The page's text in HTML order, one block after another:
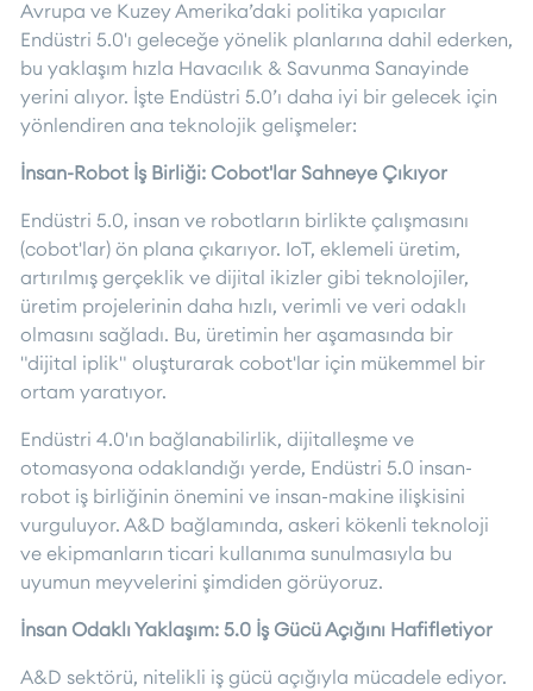
Avrupa ve Kuzey Amerika’daki politika yapıcılar
Endüstri 5.0'ı geleceğe yönelik planlarına dahil ederken,
bu yaklaşım hızla Havacılık & Savunma Sanayinde
yerini alıyor. İşte Endüstri 5.0’ı daha iyi bir gelecek için
yönlendiren ana teknolojik gelişmeler:
İnsan-Robot İş Birliği: Cobot'lar Sahneye Çıkıyor
Endüstri 5.0, insan ve robotların birlikte çalışmasını
(cobot'lar) ön plana çıkarıyor. IoT, eklemeli üretim,
artırılmış gerçeklik ve dijital ikizler gibi teknolojiler,
üretim projelerinin daha hızlı, verimli ve veri odaklı
olmasını sağladı. Bu, üretimin her aşamasında bir
"dijital iplik" oluşturarak cobot'lar için mükemmel bir
ortam yaratıyor.
Endüstri 4.0'ın bağlanabilirlik, dijitalleşme ve
otomasyona odaklandığı yerde, Endüstri 5.0 insan-
robot iş birliğinin önemini ve insan-makine ilişkisini
vurguluyor. A&D bağlamında, askeri kökenli teknoloji
ve ekipmanların ticari kullanıma sunulmasıyla bu
uyumun meyvelerini şimdiden görüyoruz.
İnsan Odaklı Yaklaşım: 5.0 İş Gücü Açığını Hafifletiyor
A&D sektörü, nitelikli iş gücü açığıyla mücadele ediyor.